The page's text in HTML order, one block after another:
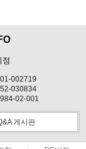
정
002719
030834
02-001
게시판